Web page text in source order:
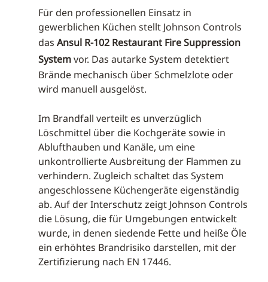
Für den professionellen Einsatz in
gewerblichen Küchen stellt Johnson Controls
das Ansul R-102 Restaurant Fire Suppression
Systemvor. Das autarke System detektiert
Brände mechanisch über Schmelzlote oder
wird manuell ausgelöst.
Im Brandfall verteilt es unverzüglich
Löschmittel über die Kochgeräte sowie in
Ablufthauben und Kanäle, um eine
unkontrollierte Ausbreitung der Flammen zu
verhindern. Zugleich schaltet das System
angeschlossene Küchengeräte eigenständig
ab. Auf der Interschutz zeigt Johnson Controls
die Lösung, die für Umgebungen entwickelt
wurde, in denen siedende Fette und heiße Öle
ein erhöhtes Brandrisiko darstellen, mit der
Zertifizierung nach EN 17446.